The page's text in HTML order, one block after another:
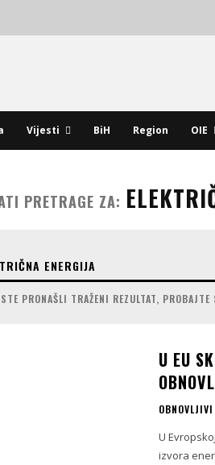
Vijesti BiH Region OIE
PRETRAGE ZA:
PRONAŠLI TRAŽENI REZULTAT,
U EU
U
izvora